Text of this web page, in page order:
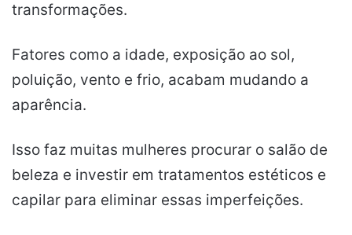
transformações.
Fatores como a idade, exposição ao sol,
poluição, vento e frio, acabam mudando a
aparência.
Isso faz muitas mulheres procurar o salão de
beleza e investir em tratamentos estéticos e
capilar para eliminar essas imperfeições.